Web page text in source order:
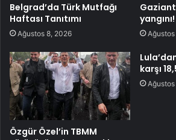
Belgrad’da Türk Mutfağı
Haftası Tanıtımı
Ağustos 8, 2026
yangını!
Özgür Özel’in TBMM
karşı